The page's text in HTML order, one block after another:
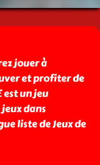
jouer à
et profiter de
est un jeu
dans
liste de Jeux de